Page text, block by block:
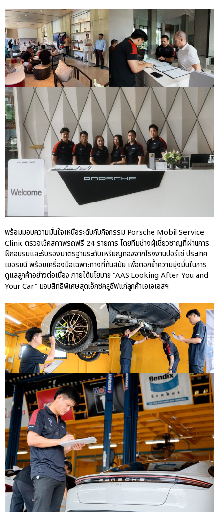
career
Porsche
Uncategorized
พร้อมมอบความมั่นใจเหนือระดับกับกิจกรรม Porsche Mobil Service
Clinic ตรวจเช็คสภาพรถฟรี 24 รายการ โดยทีมช่างผู้เชี่ยวชาญที่ผ่านการ
ฝึกอบรมและรับรองมาตรฐานระดับเหรียญทองจากโรงงานปอร์เช่ ประเทศ
เยอรมนี พร้อมเครื่องมือเฉพาะทางที่ทันสมัย เพื่อตอกย้ำความมุ่งมั่นในการ
ดูแลลูกค้าอย่างต่อเนื่อง ภายใต้นโยบาย “AAS Looking After You and
Your Car” มอบสิทธิพิเศษสุดเอ็กซ์คลูซีฟแก่ลูกค้าเอเอเอสฯ